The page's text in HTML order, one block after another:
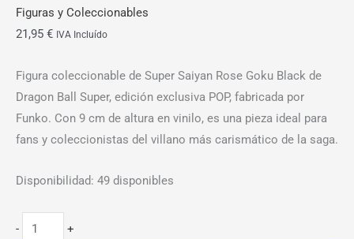
Figuras y Coleccionables
21,95 € IVA Incluído
Figura coleccionable de Super Saiyan Rose Goku Black de
Dragon Ball Super, edición exclusiva POP, fabricada por
Funko. Con 9 cm de altura en vinilo, es una pieza ideal para
fans y coleccionistas del villano más carismático de la saga.
Disponibilidad: 49 disponibles
- +